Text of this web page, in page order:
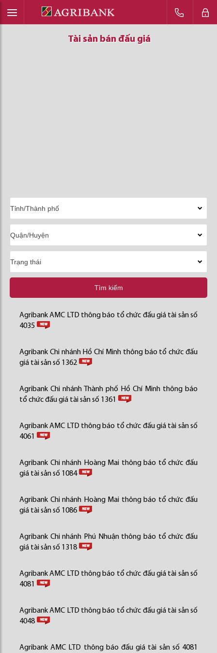
Tài sản bán đấu giá
Tài sản bán đấu giá
Tài sản bán đấu giá
Tìm kiếm
Agribank AMC LTD thông báo tổ chức đấu giá tài sản số
4035
Agribank Chi nhánh Hồ Chí Minh thông báo tổ chức đấu
giá tài sản số 1362
Agribank Chi nhánh Thành phố Hồ Chí Minh thông báo
tổ chức đấu giá tài sản số 1361
Agribank AMC LTD thông báo tổ chức đấu giá tài sản số
4061
Agribank Chi nhánh Hoàng Mai thông báo tổ chức đấu
giá tài sản số 1084
Agribank Chi nhánh Hoàng Mai thông báo tổ chức đấu
giá tài sản số 1086
Agribank Chi nhánh Phú Nhuận thông báo tổ chức đấu
giá tài sản số 1318
Agribank AMC LTD thông báo tổ chức đấu giá tài sản số
4081
Agribank AMC LTD thông báo tổ chức đấu giá tài sản số
4048
Agribank AMC LTD thông báo đấu giá tài sản số 4081